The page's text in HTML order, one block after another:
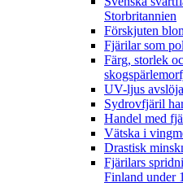
Storbritannien
Förskjuten
Fjärilar som
Färg, storlek
UV-ljus
Sydrovfjäril
Handel med
Vätska i
Drastisk
Fjärilars
Finland under